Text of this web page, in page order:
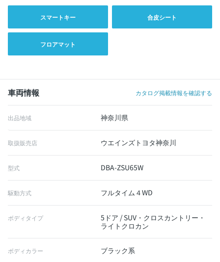
スマートキー 合皮シート
フロアマット
車両情報 カタログ掲載情報を確認する
出品地域 神奈川県
取扱販売店 ウエインズトヨタ神奈川
型式 DBA-ZSU65W
駆動方式 フルタイム４WD
ボディタイプ
5ドア / SUV・クロスカントリー・
ライトクロカン
ボディカラー ブラック系